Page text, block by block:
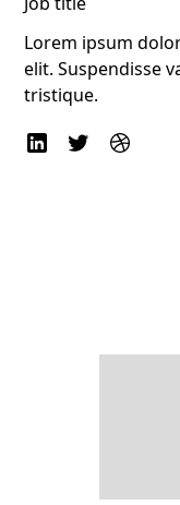
Lorem ipsum
elit. Suspendisse
tristique.